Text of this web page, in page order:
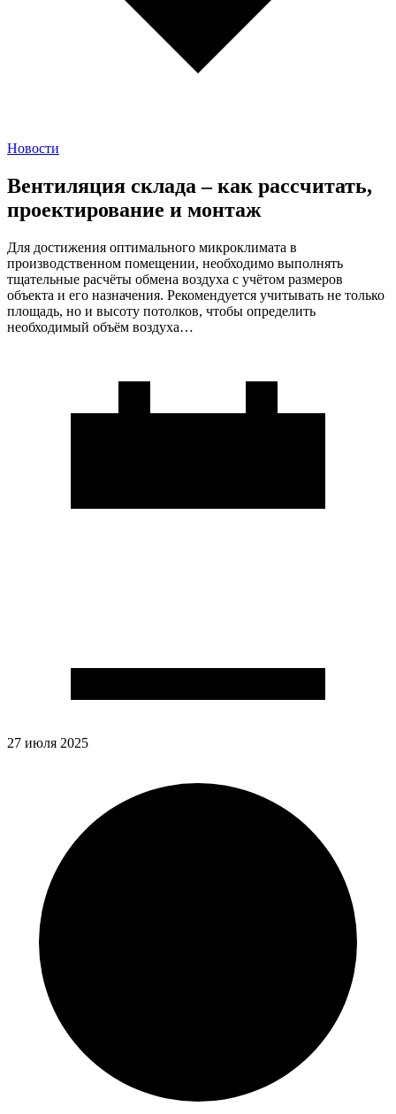
Новости
Вентиляция склада – как рассчитать,
проектирование и монтаж
Для достижения оптимального микроклимата в
производственном помещении, необходимо выполнять
тщательные расчёты обмена воздуха с учётом размеров
объекта и его назначения. Рекомендуется учитывать не только
площадь, но и высоту потолков, чтобы определить
необходимый объём воздуха…
27 июля 2025